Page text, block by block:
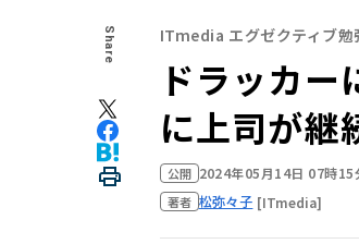
Share ITmedia エグゼクティブ勉
ドラッカー
に上司が継
公開 2024年05月14日 07時15
著者 松弥々子 [ITmedia]